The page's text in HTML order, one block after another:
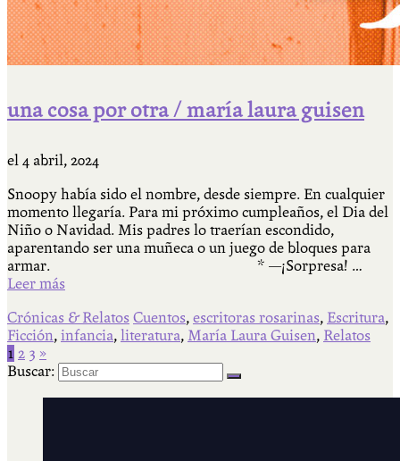
una cosa por otra / maría laura guisen
el 4 abril, 2024
Snoopy había sido el nombre, desde siempre. En cualquier
momento llegaría. Para mi próximo cumpleaños, el Dia del
Niño o Navidad. Mis padres lo traerían escondido,
aparentando ser una muñeca o un juego de bloques para
armar. * —¡Sorpresa! …
Leer más
Crónicas & Relatos Cuentos, escritoras rosarinas, Escritura,
Ficción, infancia, literatura, María Laura Guisen, Relatos
1 2 3 »
Buscar: